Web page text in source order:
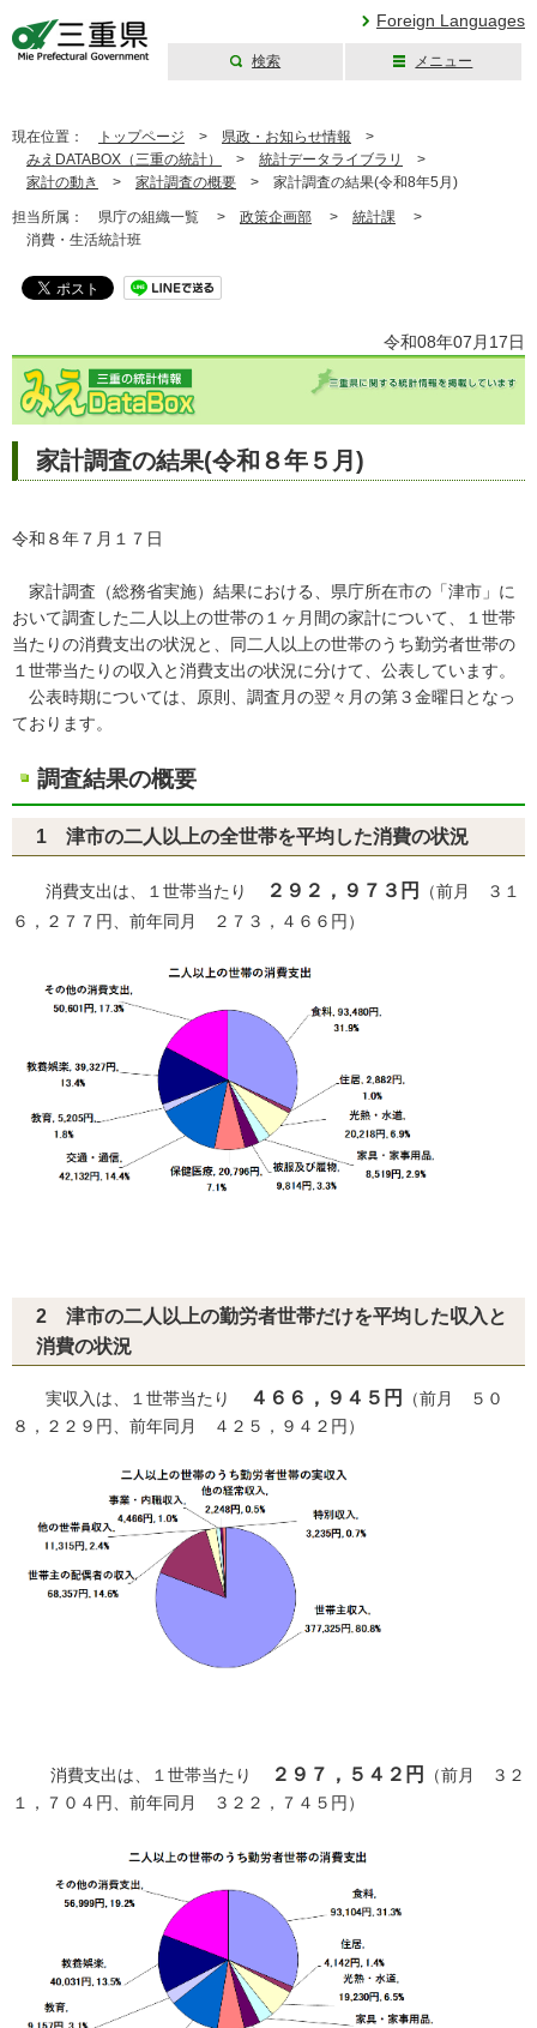
Foreign Languages
検索 メニュー
現在位置： トップページ > 県政・お知らせ情報 >
みえDATABOX（三重の統計）
> 統計データライブラリ
>
家計の動き
> 家計調査の概要 > 家計調査の結果(令和8年5月)
担当所属： 県庁の組織一覧 > 政策企画部 > 統計課 >
消費・生活統計班
令和08年07月17日
家計調査の結果(令和８年５月)
令和８年７月１７日
家計調査（総務省実施）結果における、県庁所在市の「津市」に
おいて調査した二人以上の世帯の１ヶ月間の家計について、１世帯
当たりの消費支出の状況と、同二人以上の世帯のうち勤労者世帯の
１世帯当たりの収入と消費支出の状況に分けて、公表しています。
公表時期については、原則、調査月の翌々月の第３金曜日となっ
ております。
調査結果の概要
1 津市の二人以上の全世帯を平均した消費の状況
消費支出は、１世帯当たり ２９２，９７３円
（前月 ３１
６，２７７円、前年同月 ２７３，４６６円）
2 津市の二人以上の勤労者世帯だけを平均した収入と
消費の状況
実収入は、１世帯当たり ４６６，９４５円
（前月 ５０
８，２２９円、前年同月 ４２５，９４２円）
消費支出は、１世帯当たり ２９７，５４２円
（前月 ３２
１，７０４円、前年同月 ３２２，７４５円）